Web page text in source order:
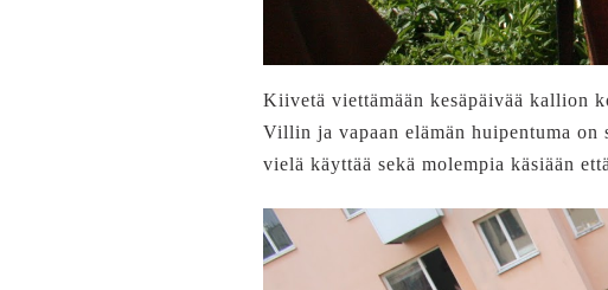
Kiivetä viettämään kesäpäivää kallion
Villin ja vapaan elämän huipentuma
vielä käyttää sekä molempia käsiään